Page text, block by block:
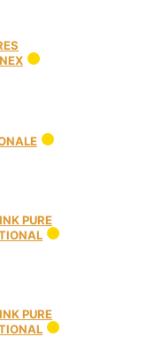
PURE
PURE